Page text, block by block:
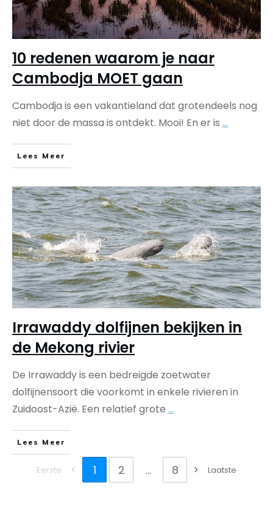
10 redenen waarom je naar
Cambodja MOET gaan
Cambodja is een vakantieland dat grotendeels nog
niet door de massa is ontdekt. Mooi! En er is ...
Lees Meer
Irrawaddy dolfijnen bekijken in
de Mekong rivier
De Irrawaddy is een bedreigde zoetwater
dolfijnensoort die voorkomt in enkele rivieren in
Zuidoost-Azië. Een relatief grote ...
Lees Meer
Eerste 1 2 ... 8 Laatste